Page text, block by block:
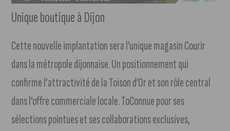
Unique boutique à Dijon
Cette nouvelle implantation sera l’unique magasin Courir
dans la métropole dijonnaise. Un positionnement qui
confirme l’attractivité de la Toison d’Or et son rôle central
dans l’offre commerciale locale. ToConnue pour ses
sélections pointues et ses collaborations exclusives,